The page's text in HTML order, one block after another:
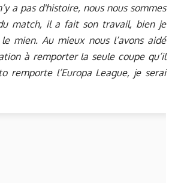
a pas d'histoire, nous nous sommes
match, il a fait son travail, bien je
mien. Au mieux nous l’avons aidé
à remporter la seule coupe qu’il
remporte l’Europa League, je serai